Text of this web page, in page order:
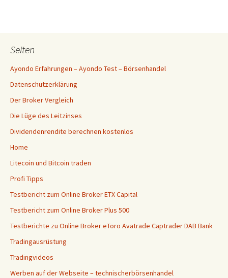
Seiten
Ayondo Erfahrungen – Ayondo Test – Börsenhandel
Datenschutzerklärung
Der Broker Vergleich
Die Lüge des Leitzinses
Dividendenrendite berechnen kostenlos
Home
Litecoin und Bitcoin traden
Profi Tipps
Testbericht zum Online Broker ETX Capital
Testbericht zum Online Broker Plus 500
Testberichte zu Online Broker eToro Avatrade Captrader DAB Bank
Tradingausrüstung
Tradingvideos
Werben auf der Webseite – technischerbörsenhandel